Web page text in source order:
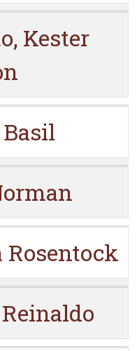
Kester
Basil
Rosentock